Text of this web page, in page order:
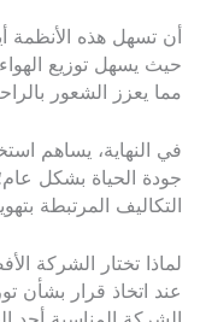
أن تسهل هذه الأنظمة
مما يعزز الشعور
في النهاية، يساهم
جودة الحياة بشكل
التكاليف المرتبطة
لماذا تختار الشركة
عند اتخاذ قرار بشأن